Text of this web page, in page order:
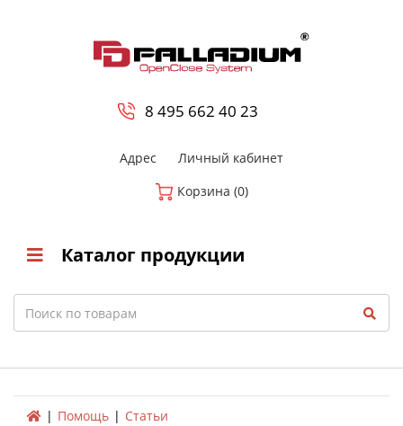
8 495 662 40 23
Адрес
Личный кабинет
Корзина (0)
Каталог продукции
Search
Помощь
Статьи